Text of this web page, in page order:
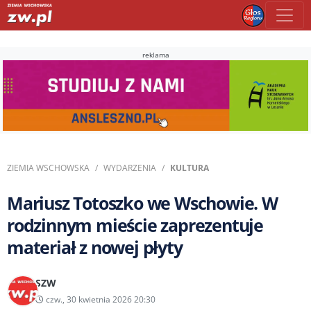
reklama
ZIEMIA WSCHOWSKA WYDARZENIA KULTURA
Mariusz Totoszko we Wschowie. W
rodzinnym mieście zaprezentuje
materiał z nowej płyty
SZW
czw., 30 kwietnia 2026 20:30